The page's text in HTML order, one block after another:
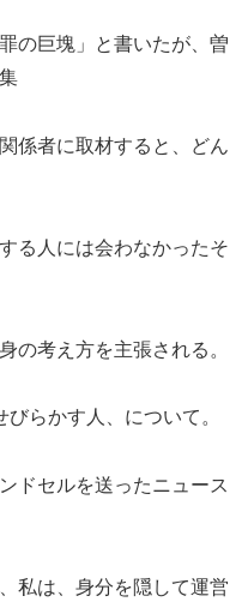
の巨塊」と書いたが、曽
係者に取材すると、どん
る人には会わなかったそ
の考え方を主張される。
らかす人、について。
ドセルを送ったニュース
私は、身分を隠して運営